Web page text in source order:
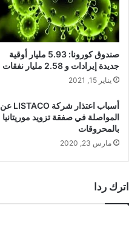
صندوق كورونا: 5.93 مليار أوقية
جديدة إيرادات و 2.58 مليار نفقات
يناير 15, 2021
أسباب اعتذار شركة LISTACO عن
المواصلة في صفقة تزويد موريتانيا
بالمحروقات
مارس 23, 2020
اترك ردا